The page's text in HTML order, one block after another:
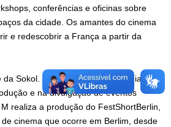
conferências e oficinas sobre
da cidade. Os amantes do cinema
e redescobrir a França a partir da
Sokol. M Compagny, companhia
e na divulgação de eventos
realiza a produção do FestShortBerlin,
cinema que ocorre em Berlim, desde